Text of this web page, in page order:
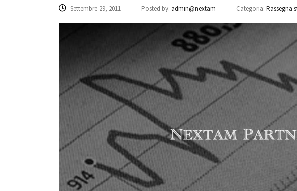
Settembre 29, 2011 Posted by: admin@nextam Categoria: Rassegna